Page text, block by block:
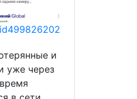
и
уже через